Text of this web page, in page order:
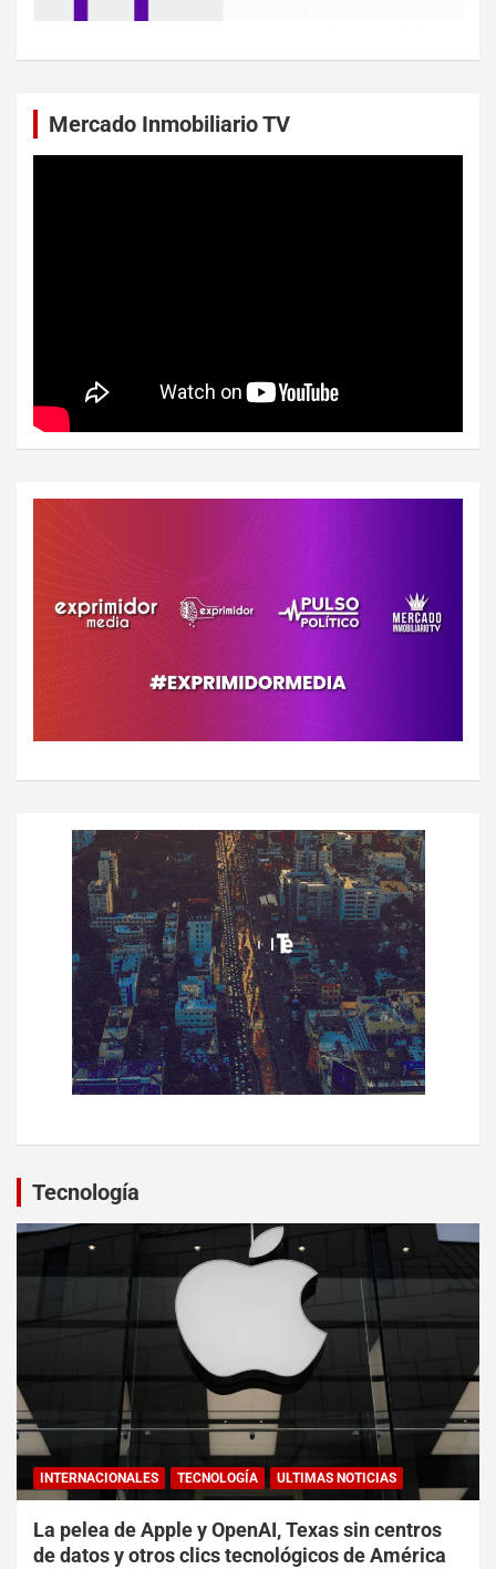
Mercado Inmobiliario TV
Tecnología
INTERNACIONALES TECNOLOGÍA ULTIMAS NOTICIAS
La pelea de Apple y OpenAI, Texas sin centros
de datos y otros clics tecnológicos de América